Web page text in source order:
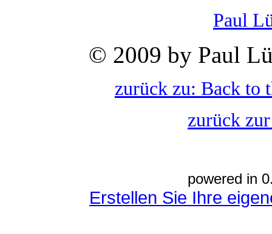
Paul
© 2009 by Paul
zurück zu: Back to
zurück
powered in
Erstellen Sie Ihre